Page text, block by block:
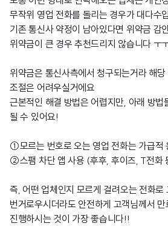
무작위 영업 전화를 돌리는 경우가 대다수
기존 통신사 약정이 남아있다면 위약금 감
위약금이 큰 경우 추천드리지 않습니다 ㅜ
위약금은 통신사측에서 청구되는거라 해
조절은 어려우실거에요
근본적인 해결 방법은 어렵지만, 아래 방법
될 수 있어요!
①모르는 번호로 오는 영업 전화는 가급적
②스팸 차단 앱 사용 (후후, 후이즈, T전화
즉, 어떤 업체인지 모르게 걸려오는 전화로
번거로우시더라도 안전하게 고객님께서
진행하시는 것이 가장 좋습니다!!